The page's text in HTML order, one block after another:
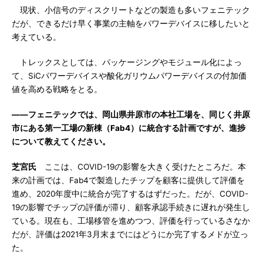
現状、小信号のディスクリートなどの製造も多いフェニテック
だが、できるだけ早く事業の主軸をパワーデバイスに移したいと
考えている。
トレックスとしては、パッケージングやモジュール化によっ
て、SiCパワーデバイスや酸化ガリウムパワーデバイスの付加価
値を高める戦略をとる。
――フェニテックでは、岡山県井原市の本社工場を、同じく井原
市にある第一工場の新棟（Fab4）に統合する計画ですが、進捗
について教えてください。
芝宮氏 ここは、COVID-19の影響を大きく受けたところだ。本
来の計画では、Fab4で製造したチップを顧客に提供して評価を
進め、2020年度中に統合が完了するはずだった。だが、COVID-
19の影響でチップの評価が滞り、顧客承認手続きに遅れが発生し
ている。現在も、工場移管を進めつつ、評価を行っているさなか
だが、評価は2021年3月末までにはどうにか完了するメドが立っ
た。